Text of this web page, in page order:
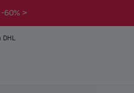
-60% >
DHL